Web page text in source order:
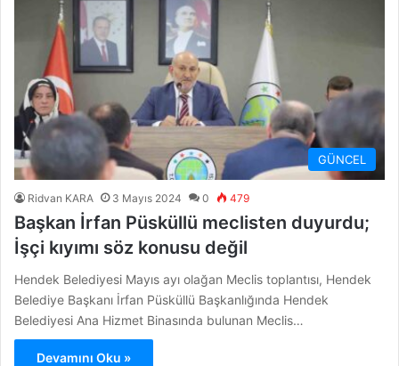
GÜNCEL
Ridvan KARA 3 Mayıs 2024 0 479
Başkan İrfan Püsküllü meclisten duyurdu;
İşçi kıyımı söz konusu değil
Hendek Belediyesi Mayıs ayı olağan Meclis toplantısı, Hendek
Belediye Başkanı İrfan Püsküllü Başkanlığında Hendek
Belediyesi Ana Hizmet Binasında bulunan Meclis…
Devamını Oku »